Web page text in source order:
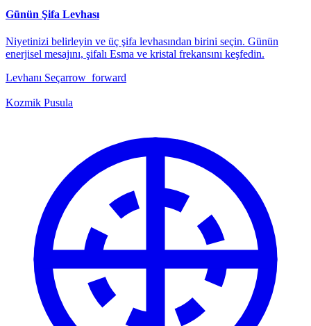
Günün Şifa Levhası
Niyetinizi belirleyin ve üç şifa levhasından birini seçin. Günün
enerjisel mesajını, şifalı Esma ve kristal frekansını keşfedin.
Levhanı Seçarrow_forward
Kozmik Pusula